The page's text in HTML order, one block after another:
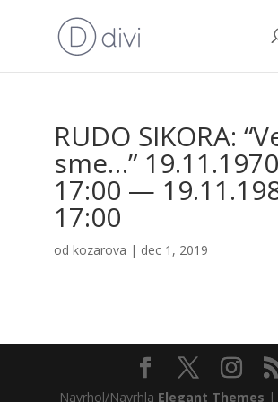
RUDO SIKORA:
sme…”
17:00 —
17:00
od kozarova | dec 1, 2019
Navrhol/Navrhla Elegant Themes |